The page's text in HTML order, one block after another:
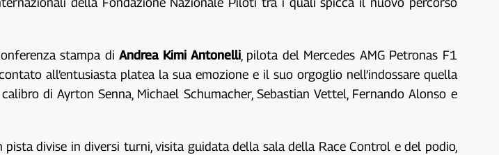
stampa diAndrea Kimi Antonelli, pilota del Mercedes AMG Petronas F1
all’entusiasta platea la sua emozione e il suo orgoglio nell’indossare quella
di Ayrton Senna, Michael Schumacher, Sebastian Vettel, Fernando Alonso e
divise in diversi turni, visita guidata della sala della Race Control e del podio,